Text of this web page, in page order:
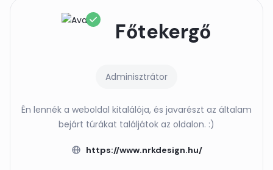
Főtekergő
Adminisztrátor
Én lennék a weboldal kitalálója, és javarészt az általam
bejárt túrákat találjátok az oldalon. :)
https://www.nrkdesign.hu/